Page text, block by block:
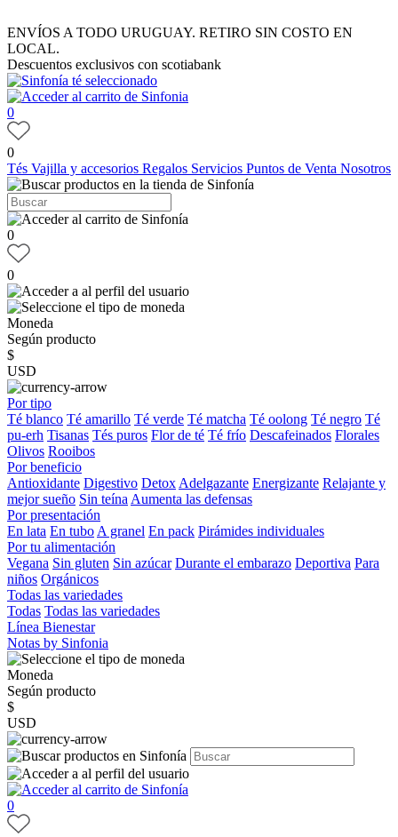
ENVÍOS A TODO URUGUAY. RETIRO SIN COSTO EN
LOCAL.
Descuentos exclusivos con scotiabank
0
0
Tés Vajilla y accesorios Regalos Servicios Puntos de Venta Nosotros
0
0
Moneda
Según producto
$
USD
Por tipo
Té blanco Té amarillo Té verde Té matcha Té oolong Té negro Té
pu-erh Tisanas Tés puros Flor de té Té frío Descafeinados Florales
Olivos Rooibos
Por beneficio
Antioxidante Digestivo Detox Adelgazante Energizante Relajante y
mejor sueño Sin teína Aumenta las defensas
Por presentación
En lata En tubo A granel En pack Pirámides individuales
Por tu alimentación
Vegana Sin gluten Sin azúcar Durante el embarazo Deportiva Para
niños Orgánicos
Todas las variedades
Todas Todas las variedades
Línea Bienestar
Notas by Sinfonia
Moneda
Según producto
$
USD
0